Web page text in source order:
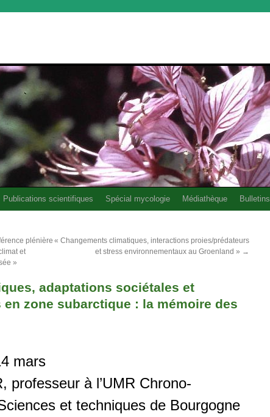
Publications scientifiques Spécial mycologie Médiathèque Bulletins
plénière
et
»
« Changements climatiques, interactions proies/prédateurs
et stress environnementaux au Groenland » →
adaptations sociétales et
zone subarctique : la mémoire des
mars
professeur à l’UMR Chrono-
et techniques de Bourgogne